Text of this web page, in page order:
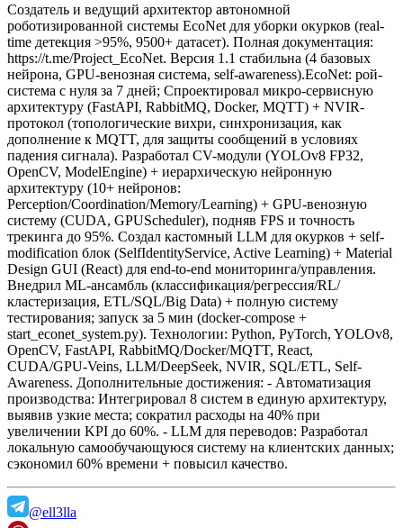
Создатель и ведущий архитектор автономной
роботизированной системы EcoNet для уборки окурков (real-
time детекция >95%, 9500+ датасет). Полная документация:
https://t.me/Project_EcoNet. Версия 1.1 стабильна (4 базовых
нейрона, GPU-венозная система, self-awareness). ​ EcoNet: рой-
система с нуля за 7 дней; Спроектировал микро-сервисную
архитектуру (FastAPI, RabbitMQ, Docker, MQTT) + NVIR-
протокол (топологические вихри, синхронизация, как
дополнение к MQTT, для защиты сообщений в условиях
падения сигнала). Разработал CV-модули (YOLOv8 FP32,
OpenCV, ModelEngine) + иерархическую нейронную
архитектуру (10+ нейронов:
Perception/Coordination/Memory/Learning) + GPU-венозную
систему (CUDA, GPUScheduler), подняв FPS и точность
трекинга до 95%. Создал кастомный LLM для окурков + self-
modification блок (SelfIdentityService, Active Learning) + Material
Design GUI (React) для end-to-end мониторинга/управления.
Внедрил ML-ансамбль (классификация/регрессия/RL/
кластеризация, ETL/SQL/Big Data) + полную систему
тестирования; запуск за 5 мин (docker-compose +
start_econet_system.py). Технологии: Python, PyTorch, YOLOv8,
OpenCV, FastAPI, RabbitMQ/Docker/MQTT, React,
CUDA/GPU-Veins, LLM/DeepSeek, NVIR, SQL/ETL, Self-
Awareness. Дополнительные достижения: - Автоматизация
производства: Интегрировал 8 систем в единую архитектуру,
выявив узкие места; сократил расходы на 40% при
увеличении KPI до 60%. - LLM для переводов: Разработал
локальную самообучающуюся систему на клиентских данных;
сэкономил 60% времени + повысил качество.
@ell3lla